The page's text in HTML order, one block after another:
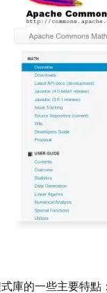
庫的一些主要特點：